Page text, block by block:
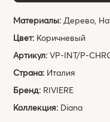
Материалы: Дерево,
Цвет: Коричневый
Артикул:VP-INT/P-
Страна: Италия
Бренд: RIVIERE
Коллекция: Diana